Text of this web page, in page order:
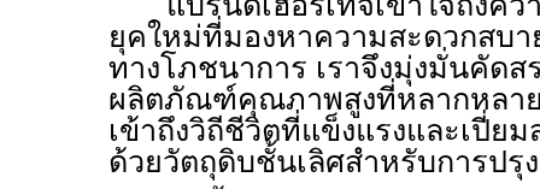
ยุคใหม่ที่มองหาความสะดวกสบ
ทางโภชนาการ เราจึงมุ่งมั่นคัดส
ผลิตภัณฑ์คุณภาพสูงที่หลากหลา
เข้าถึงวิถีชีวิตที่แข็งแรงและเปี่ย
ด้วยวัตถุดิบชั้นเลิศสำหรับการปรุ